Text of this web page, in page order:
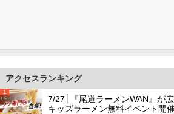
アクセスランキング
1
7/27│『尾道ラーメンWAN』が
キッズラーメン無料イベント開